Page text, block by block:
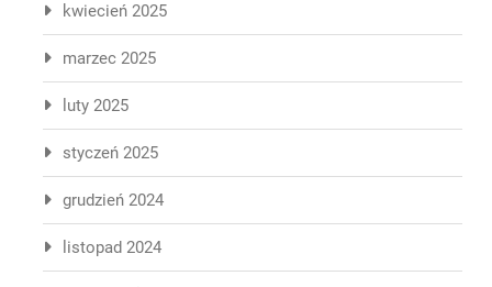
kwiecień 2025
marzec 2025
luty 2025
styczeń 2025
grudzień 2024
listopad 2024